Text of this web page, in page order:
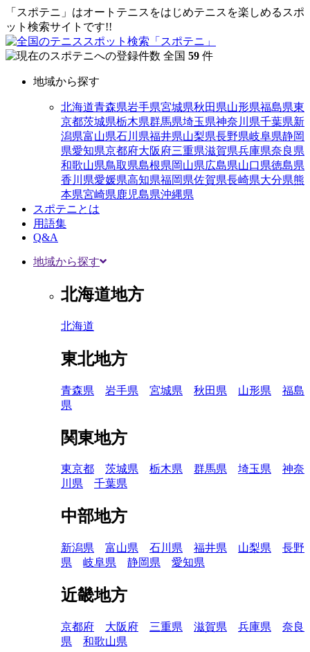
「スポテニ」はオートテニスをはじめテニスを楽しめるスポ
ット検索サイトです!!
全国 59 件
地域から探す
北海道青森県岩手県宮城県秋田県山形県福島県東
京都茨城県栃木県群馬県埼玉県神奈川県千葉県新
潟県富山県石川県福井県山梨県長野県岐阜県静岡
県愛知県京都府大阪府三重県滋賀県兵庫県奈良県
和歌山県鳥取県島根県岡山県広島県山口県徳島県
香川県愛媛県高知県福岡県佐賀県長崎県大分県熊
本県宮崎県鹿児島県沖縄県
スポテニとは
用語集
Q&A
地域から探す
北海道地方
北海道
東北地方
青森県 岩手県 宮城県 秋田県 山形県
福島
県
関東地方
東京都 茨城県 栃木県 群馬県 埼玉県
神奈
川県
千葉県
中部地方
新潟県 富山県 石川県 福井県 山梨県
長野
県
岐阜県 静岡県 愛知県
近畿地方
京都府 大阪府 三重県 滋賀県 兵庫県
奈良
県
和歌山県